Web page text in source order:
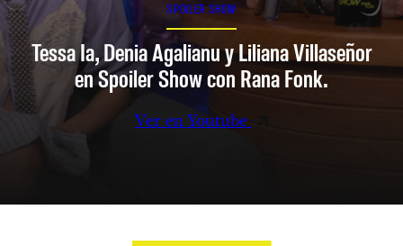
SPOILER SHOW
Tessa Ia, Denia Agalianu y Liliana Villaseñor
en Spoiler Show con Rana Fonk.
Ver en Youtube